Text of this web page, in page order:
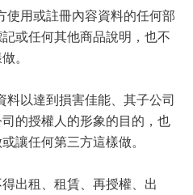
使用或註冊內容資料的任何部
或任何其他商品說明，也不
。
料以達到損害佳能、其子公司
的授權人的形象的目的，也
讓任何第三方這樣做。
出租、租賃、再授權、出